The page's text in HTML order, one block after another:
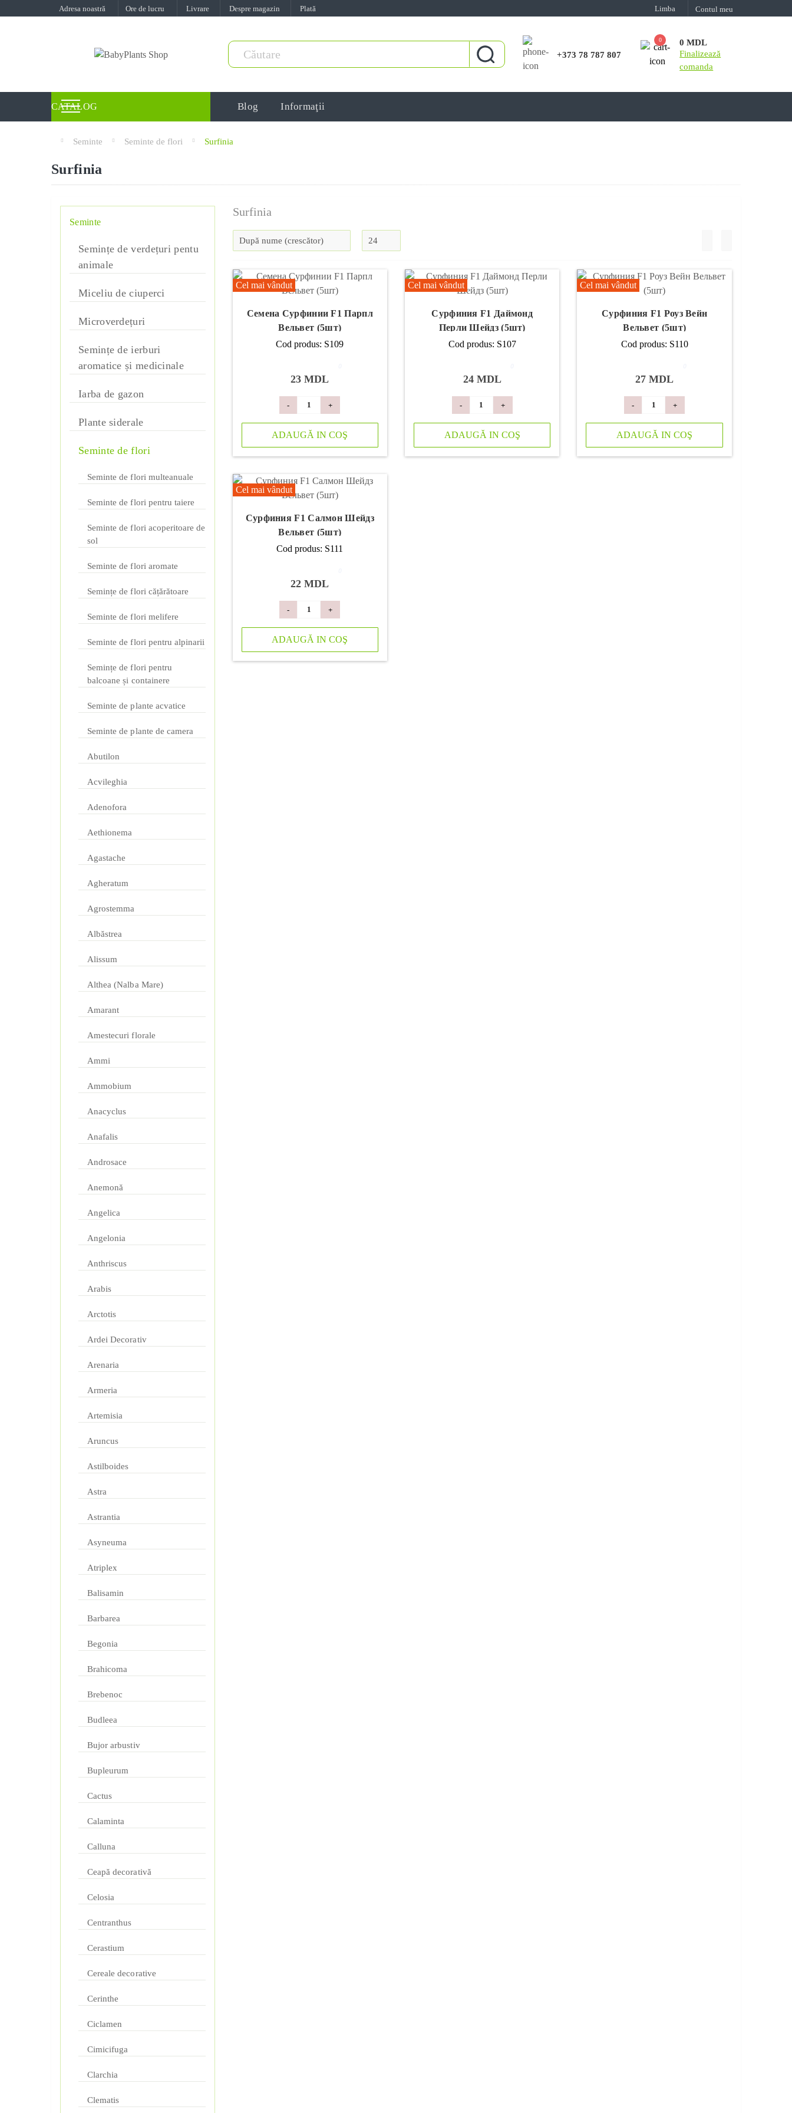
Adresa noastră Ore de lucru Livrare Despre magazin Plată Limba Contul meu
+373 78 787 807
0
0 MDL
Finalizează
comanda
CATALOG Blog Informaţii
Seminte Seminte de flori Surfinia
Surfinia
Seminte
Semințe de verdețuri pentu
animale
Miceliu de ciuperci
Microverdețuri
Semințe de ierburi
aromatice și medicinale
Iarba de gazon
Plante siderale
Seminte de flori
Seminte de flori multeanuale
Seminte de flori pentru taiere
Seminte de flori acoperitoare de
sol
Seminte de flori aromate
Semințe de flori cățărătoare
Seminte de flori melifere
Seminte de flori pentru alpinarii
Semințe de flori pentru
balcoane și containere
Seminte de plante acvatice
Seminte de plante de camera
Abutilon
Acvileghia
Adenofora
Aethionema
Agastache
Agheratum
Agrostemma
Albăstrea
Alissum
Althea (Nalba Mare)
Amarant
Amestecuri florale
Ammi
Ammobium
Anacyclus
Anafalis
Androsace
Anemonă
Angelica
Angelonia
Anthriscus
Arabis
Arctotis
Ardei Decorativ
Arenaria
Armeria
Artemisia
Aruncus
Astilboides
Astra
Astrantia
Asyneuma
Atriplex
Balisamin
Barbarea
Begonia
Brahicoma
Brebenoc
Budleea
Bujor arbustiv
Bupleurum
Cactus
Calaminta
Calluna
Ceapă decorativă
Celosia
Centranthus
Cerastium
Cereale decorative
Cerinthe
Ciclamen
Cimicifuga
Clarchia
Clematis
Surfinia
Cel mai vândut
Семена Сурфинии F1 Парпл
Вельвет (5шт)
Cod produs: S109
23 MDL
- +
ADAUGĂ IN COŞ
Cel mai vândut
Сурфиния F1 Даймонд
Перли Шейдз (5шт)
Cod produs: S107
24 MDL
- +
ADAUGĂ IN COŞ
Cel mai vândut
Сурфиния F1 Роуз Вейн
Вельвет (5шт)
Cod produs: S110
27 MDL
- +
ADAUGĂ IN COŞ
Cel mai vândut
Сурфиния F1 Салмон Шейдз
Вельвет (5шт)
Cod produs: S111
22 MDL
- +
ADAUGĂ IN COŞ